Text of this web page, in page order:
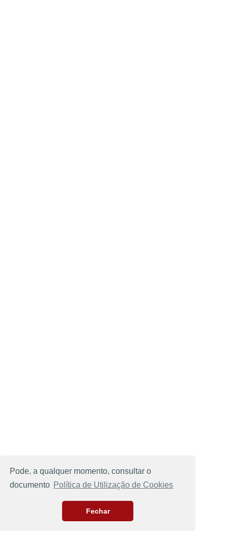
Pode, a qualquer momento, consultar o
documento Política de Utilização de Cookies
Fechar